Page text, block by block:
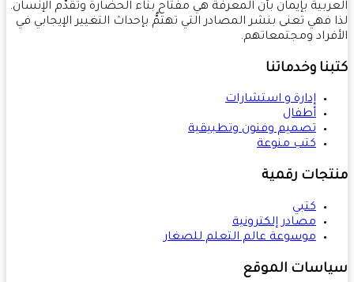
بإيمان بأن المعرفة هي مفتاح بناء الحضارة وتقدُّم الإنسان.
فهي تعنى بنشر المصادر التي تهتمُّ بإحداث التغيير الإيجابي في
ومجتمعاتهم.
وخدماتنا
إدارة و استشارات
أطفال
تصميم وفنون وتطبيقية
كتب منوعة
رقمية
كتبي
مصادر إلكترونية
موسوعة عالم التعلم للصغار
الموقع